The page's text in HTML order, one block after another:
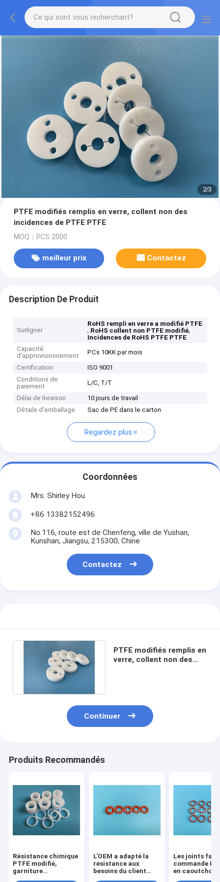
2/3
PTFE modifiés remplis en verre, collent non des
incidences de PTFE PTFE
MOQ：PCS 2000
meilleur prix Contactez
Description De Produit
Surligner
RoHS rempli en verre a modifié PTFE
, RoHS collent non PTFE modifié,
Incidences de RoHS PTFE PTFE
Capacité
d'approvisionnement
PCs 10KK par mois
Certification
ISO 9001
Conditions de
paiement
L/C, T/T
Délai de livraison
10 jours de travail
Détails d'emballage
Sac de PE dans le carton
Regardez plus
Coordonnées
Mrs. Shirley Hou
+86 13382152496
No.116, route est de Chenfeng, ville de Yushan,
Kunshan, Jiangsu, 215300, Chine
Contactez
PTFE modifiés remplis en
verre, collent non des
Continuer
Produits Recommandés
Résistance chimique
PTFE modifié,
garniture
L'OEM a adapté la
résistance aux
besoins du client
Les joints
commande
en